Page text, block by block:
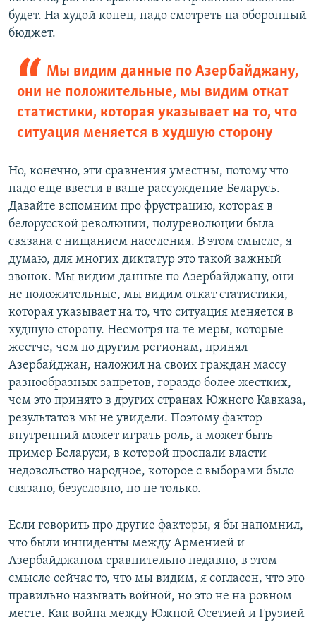
будет. На худой конец, надо смотреть на оборонный
бюджет.
Мы видим данные по Азербайджану,
они не положительные, мы видим откат
статистики, которая указывает на то, что
ситуация меняется в худшую сторону
Но, конечно, эти сравнения уместны, потому что
надо еще ввести в ваше рассуждение Беларусь.
Давайте вспомним про фрустрацию, которая в
белорусской революции, полуреволюции была
связана с нищанием населения. В этом смысле, я
думаю, для многих диктатур это такой важный
звонок. Мы видим данные по Азербайджану, они
не положительные, мы видим откат статистики,
которая указывает на то, что ситуация меняется в
худшую сторону. Несмотря на те меры, которые
жестче, чем по другим регионам, принял
Азербайджан, наложил на своих граждан массу
разнообразных запретов, гораздо более жестких,
чем это принято в других странах Южного Кавказа,
результатов мы не увидели. Поэтому фактор
внутренний может играть роль, а может быть
пример Беларуси, в которой проспали власти
недовольство народное, которое с выборами было
связано, безусловно, но не только.
Если говорить про другие факторы, я бы напомнил,
что были инциденты между Арменией и
Азербайджаном сравнительно недавно, в этом
смысле сейчас то, что мы видим, я согласен, что это
правильно называть войной, но это не на ровном
месте. Как война между Южной Осетией и Грузией